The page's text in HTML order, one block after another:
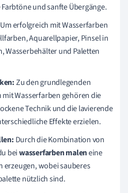
und sanfte Übergänge.
Um erfolgreich mit Wasserfarben
Aquarellpapier, Pinsel in
Wasserbehälter und Paletten
Zu den grundlegenden
Wasserfarben gehören die
Technik und die lavierende
Effekte erzielen.
Durch die Kombination von
beiwasserfarben maleneine
erzeugen, wobei sauberes
nützlich sind.